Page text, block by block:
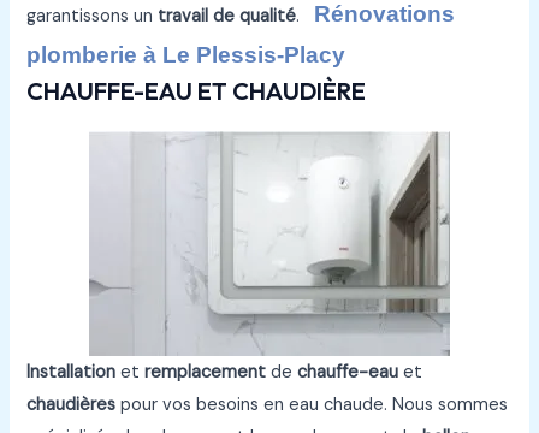
garantissons un travail de qualité. Rénovations
plomberie à Le Plessis-Placy
CHAUFFE-EAU ET CHAUDIÈRE
Installation etremplacement dechauffe-eau et
chaudières pour vos besoins en eau chaude. Nous sommes